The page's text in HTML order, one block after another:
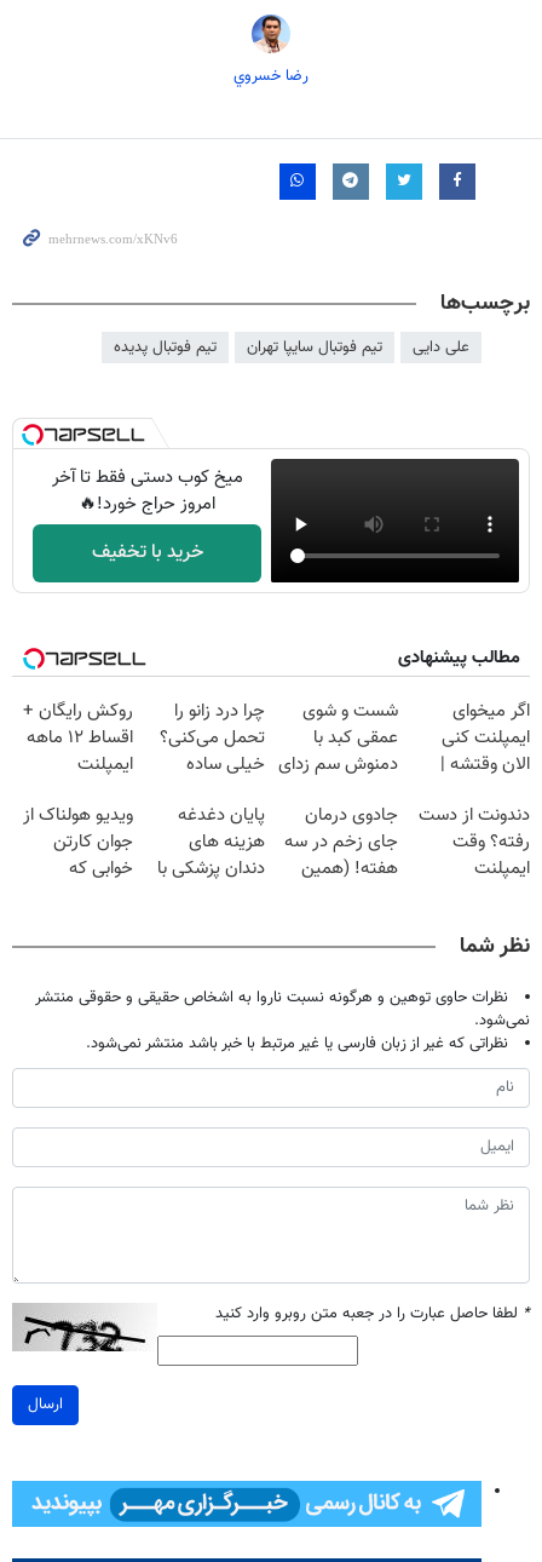
رضا خسروي
برچسب‌ها
علی دایی تیم فوتبال سایپا تهران تيم فوتبال پديده
میخ کوب دستی فقط تا آخر
امروز حراج خورد!🔥
خرید با تخفیف
مطالب پیشنهادی
اگر میخوای
ایمپلنت کنی
الان وقتشه |
میلیون تومان!!!
شست و شوی
عمقی کبد با
دمنوش سم زدای
چرا درد زانو را
تحمل می‌کنی؟
خیلی ساده
کن
روکش رایگان +
اقساط ۱۲ ماهه
ایمپلنت
دندونت از دست
رفته؟ وقت
ایمپلنت
جادوی درمان
جای زخم در سه
هفته! (همین
پایان دغدغه
هزینه های
دندان پزشکی با
ویدیو هولناک از
جوان کارتن
خوابی که
نظر شما
نظرات حاوی توهین و هرگونه نسبت ناروا به اشخاص حقیقی و حقوقی منتشر
نمی‌شود.
نظراتی که غیر از زبان فارسی یا غیر مرتبط با خبر باشد منتشر نمی‌شود.
* لطفا حاصل عبارت را در جعبه متن روبرو وارد کنید
ارسال